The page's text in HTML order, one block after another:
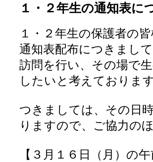
１・２年生の通知表に
１・２年生の保護者の
通知表配布につきまし
訪問を行い、その場で
したいと考えておりま
つきましては、その日
りますので、ご協力の
【３月１６日（月）の